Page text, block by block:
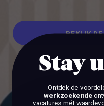
BEKIJK DE
BEKIJK DE
Stay
Ontdek de
werkzoekende
vacatures mét